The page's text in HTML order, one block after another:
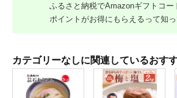
ふるさと納税でAmazonギフトコー
ポイントがお得にもらえるって知
カテゴリーなしに関連しているおす